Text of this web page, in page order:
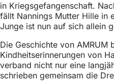
e
n
s
i
n
e
i
n
e
m
n
in Kriegsgefangenschaft.
fällt Nannings Mutter Hille in
Junge ist nun auf sich allein
Die Geschichte von AMRUM
Kindheitserinnerungen von
verband nicht nur eine
schrieben gemeinsam die